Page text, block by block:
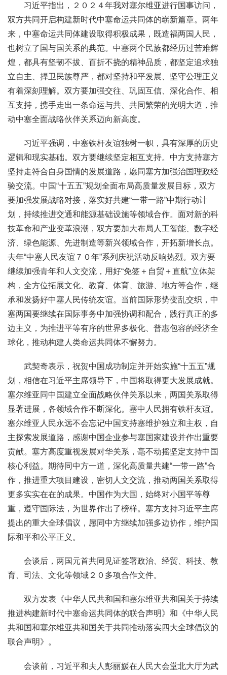
习近平指出，２０２４年我对塞尔维亚进行国事访问，
双方共同开启构建新时代中塞命运共同体的崭新篇章。两年
来，中塞命运共同体建设取得积极成果，既造福两国人民，
也树立了国与国关系的典范。中塞两个民族都经历过苦难辉
煌，都具有坚韧不拔、百折不挠的精神品质，都坚定追求独
立自主、捍卫民族尊严，都对坚持和平发展、坚守公理正义
有着深刻理解。双方要加强交往、巩固互信、深化合作、相
互支持，携手走出一条命运与共、共同繁荣的光明大道，推
动中塞全面战略伙伴关系迈向新高度。
习近平强调，中塞铁杆友谊独树一帜，具有深厚的历史
逻辑和现实基础。双方要继续坚定相互支持。中方支持塞方
坚持走符合自身国情的发展道路，愿同塞方加强治国理政经
验交流。中国“十五五”规划全面布局高质量发展目标，双方
要加强发展战略对接，落实好共建“一带一路”中期行动计
划，持续推进交通和能源基础设施等领域合作。面对新的科
技革命和产业变革浪潮，双方要加大布局人工智能、数字经
济、绿色能源、先进制造等新兴领域合作，开拓新增长点。
去年“中塞人民友谊７０年”系列庆祝活动反响热烈。双方要
继续加强青年和人文交流，用好“免签＋自贸＋直航”立体架
构，全方位拓展文化、教育、体育、旅游、地方等合作，继
承和发扬好中塞人民传统友谊。当前国际形势变乱交织，中
塞两国要继续在国际事务中加强协调和配合，践行真正的多
边主义，为推进平等有序的世界多极化、普惠包容的经济全
球化，推动构建人类命运共同体不懈努力。
武契奇表示，祝贺中国成功制定并开始实施“十五五”规
划，相信在习近平主席领导下，中国将取得更大发展成就。
塞尔维亚同中国建立全面战略伙伴关系以来，两国关系取得
显著进展，各领域合作不断深化。塞中人民拥有铁杆友谊。
塞尔维亚人民永远不会忘记中国支持塞维护独立和主权，自
主探索发展道路，感谢中国企业参与塞国家建设并作出重要
贡献。塞方高度重视发展对华关系，毫不动摇坚定支持中国
核心利益。期待同中方一道，深化高质量共建“一带一路”合
作，推进重大项目建设，密切人文交流，推动两国关系取得
更多实实在在的成果。中国作为大国，始终对小国平等尊
重，遵守国际法，为世界作出了榜样。塞方支持习近平主席
提出的重大全球倡议，愿同中方继续加强多边协作，维护国
际和平和公平正义。
会谈后，两国元首共同见证签署政治、经贸、科技、教
育、司法、文化等领域２０多项合作文件。
双方发表《中华人民共和国和塞尔维亚共和国关于持续
推进构建新时代中塞命运共同体的联合声明》和《中华人民
共和国和塞尔维亚共和国关于共同推动落实四大全球倡议的
联合声明》。
会谈前，习近平和夫人彭丽媛在人民大会堂北大厅为武